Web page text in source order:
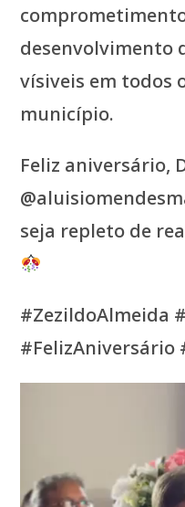
desenvolvimento
vísiveis em todos
município.
Feliz aniversário,
seja repleto de
#ZezildoAlmeida
#FelizAniversário